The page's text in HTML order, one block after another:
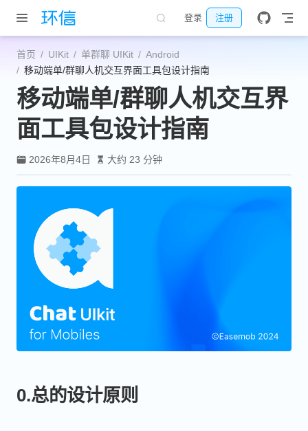
跳至主要內容
登录 注册
首页 UIKit 单群聊 UIKit
Android
移动端单/群聊人机交互界面工具包设计指南
移动端单/群聊人机交互界
面工具包设计指南
2026年8月4日 大约 23 分钟
0.总的设计原则